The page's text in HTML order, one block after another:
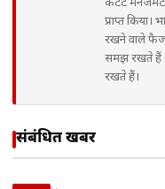
कंटेंट मैनेजमेंट
प्राप्त
रखने वाले
समझ रखते हैं
रखते हैं।
संबंधित खबरें